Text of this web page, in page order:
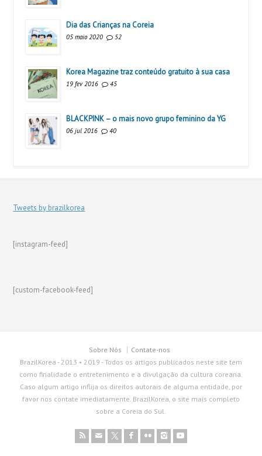
Dia das Crianças na Coreia
05 maio 2020 52
Korea Magazine traz conteúdo gratuito à sua casa
19 fev 2016 45
BLACKPINK – o mais novo grupo feminino da YG
06 jul 2016 40
Tweets by brazilkorea
[instagram-feed]
[custom-facebook-feed]
Sobre Nós
Contate-nos
BrazilKorea - 2013 • 2019 - Todos os artigos publicados neste site tem
como finalidade o entretenimento e a divulgação da cultura coreana.
Caso algum artigo inflija os direitos autorais de alguma entidade, por
favor nos contate imediatamente. BrazilKorea, o site mais completo
sobre a Coreia do Sul.